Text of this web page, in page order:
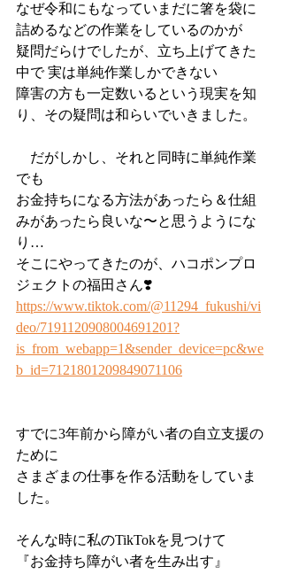
なぜ令和にもなっていまだに箸を袋に
詰めるなどの作業をしているのかが
疑問だらけでしたが、立ち上げてきた
中で 実は単純作業しかできない
障害の方も一定数いるという現実を知
り、その疑問は和らいでいきました。
だがしかし、それと同時に単純作業
でも
お金持ちになる方法があったら＆仕組
みがあったら良いな〜と思うようにな
り…
そこにやってきたのが、ハコポンプロ
ジェクトの福田さん❣️
https://www.tiktok.com/@11294_fukushi/vi
deo/7191120908004691201?
is_from_webapp=1&sender_device=pc&we
b_id=7121801209849071106
すでに3年前から障がい者の自立支援の
ために
さまざまの仕事を作る活動をしていま
した。
そんな時に私のTikTokを見つけて
『お金持ち障がい者を生み出す』